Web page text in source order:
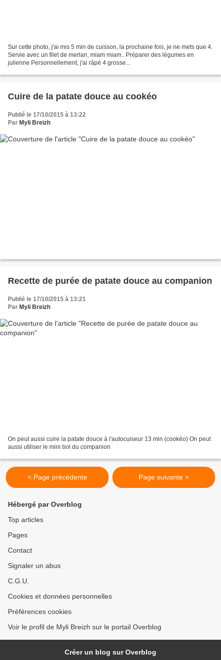
Sur cette photo, j'ai mis 5 min de cuisson, la prochaine fois, je ne mets que 4.
Servie avec un filet de merlan, miam miam.. Préparer des légumes en
julienne Personnellement, j'ai râpé 4 grosse...
Cuire de la patate douce au cookéo
Publié le 17/10/2015 à 13:22
Par Myli Breizh
Recette de purée de patate douce au companion
Publié le 17/10/2015 à 13:21
Par Myli Breizh
On peut aussi cuire la patate douce à l'autocuiseur 13 min (cookéo) On peut
aussi utiliser le mini bol du companion
< Page précédente Page suivante >
Hébergé par Overblog
Top articles
Pages
Contact
Signaler un abus
C.G.U.
Cookies et données personnelles
Préférences cookies
Voir le profil de Myli Breizh sur le portail Overblog
Créer un blog sur Overblog